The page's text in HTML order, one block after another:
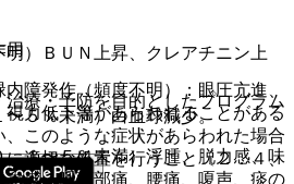
）ＢＵＮ上昇、クレアチニン上
５％未満）白血球減少。
１〜５％未満）浮腫、脱力感、味
感、咽頭部痛、腰痛、嗄声、痰の
用
障発作（頻度不明）：眼圧亢進、
力低下等があらわれることがある
このような症状があらわれた場合
適切な処置を行うこと〔２．４、
療・予防を目的としたプログラム